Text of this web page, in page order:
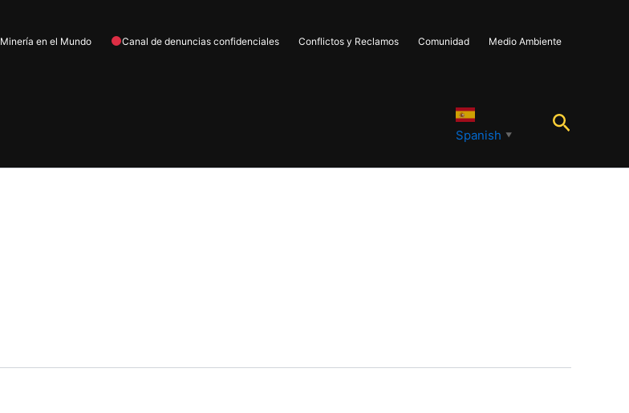
Minería en el Mundo Canal de denuncias confidenciales Conflictos y Reclamos Comunidad Medio Ambiente
Spanish ▼
Buscar